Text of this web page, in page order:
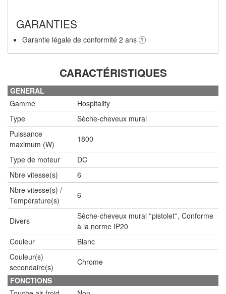
GARANTIES
Garantie légale de conformité 2 ans
CARACTÉRISTIQUES
GENERAL
Gamme
Hospitality
Type
Sèche-cheveux mural
Puissance
maximum (W)
1800
Type de moteur
DC
Nbre vitesse(s)
6
Nbre vitesse(s) /
Température(s)
6
Divers
Sèche-cheveux mural ''pistolet'', Conforme
à la norme IP20
Couleur
Blanc
Couleur(s)
secondaire(s)
Chrome
FONCTIONS